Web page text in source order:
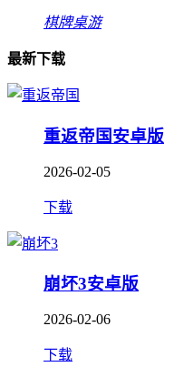
棋牌桌游
最新下载
重返帝国安卓版
2026-02-05
下载
崩坏3安卓版
2026-02-06
下载